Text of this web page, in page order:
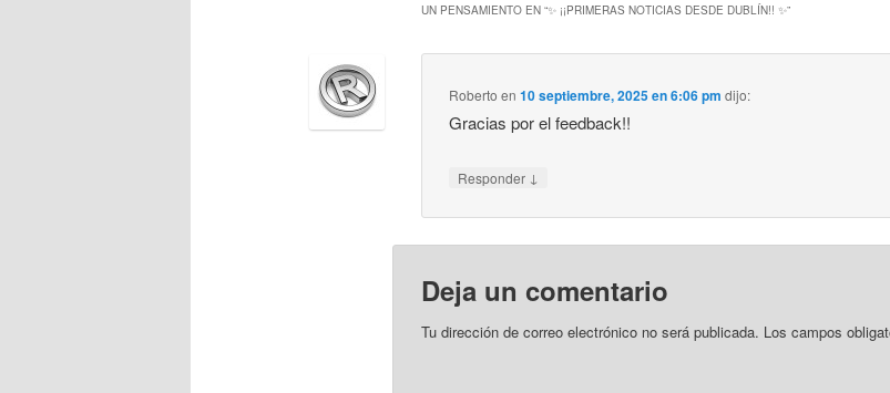
UN PENSAMIENTO EN “✨ ¡¡PRIMERAS NOTICIAS DESDE DUBLÍN!! ✨”
Roberto en10 septiembre, 2025 en 6:06 pm dijo:
Gracias por el feedback!!
Responder ↓
Deja un comentario
Tu dirección de correo electrónico no será publicada. Los campos